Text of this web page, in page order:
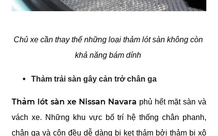
Chủ xe cần thay thế những loại thảm lót sàn không còn
khả năng bám dính
Thảm trải sàn gây cản trở chân ga
Thảm lót sàn xe Nissan Navara phủ hết mặt sàn và
vách xe. Những khu vực bố trí hệ thống chân phanh,
chân ga và côn đều dễ dàng bị kẹt thảm bởi thảm bị xô